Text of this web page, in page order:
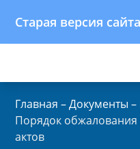
Старая версия сайта
Главная –Документы –
Порядок
актов